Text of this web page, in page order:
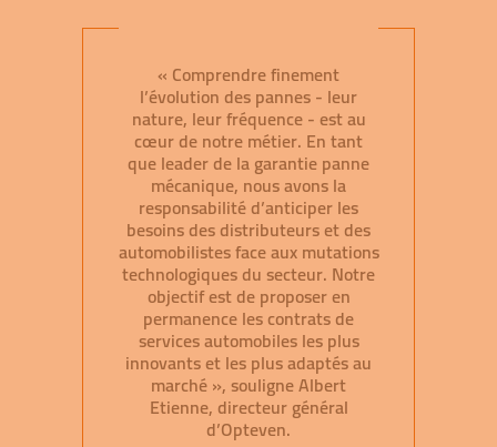
« Comprendre finement
l’évolution des pannes - leur
nature, leur fréquence - est au
cœur de notre métier. En tant
que leader de la garantie panne
mécanique, nous avons la
responsabilité d’anticiper les
besoins des distributeurs et des
automobilistes face aux mutations
technologiques du secteur. Notre
objectif est de proposer en
permanence les contrats de
services automobiles les plus
innovants et les plus adaptés au
marché », souligne Albert
Etienne, directeur général
d’Opteven.